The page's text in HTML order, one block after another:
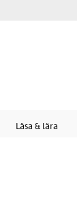
Läsa & lära